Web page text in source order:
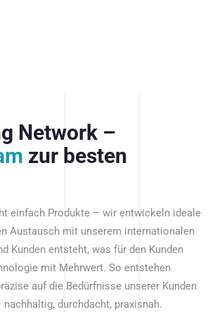
Network –
zur besten
einfach Produkte – wir entwickeln ideale
Austausch mit unserem internationalen
Kunden entsteht, was für den Kunden
mit Mehrwert. So entstehen
auf die Bedürfnisse unserer Kunden
durchdacht, praxisnah.